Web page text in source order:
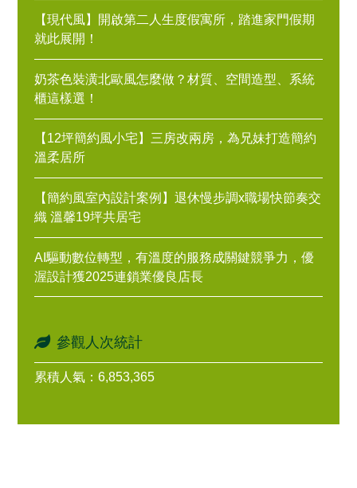
【現代風】開啟第二人生度假寓所，踏進家門假期
就此展開！
奶茶色裝潢北歐風怎麼做？材質、空間造型、系統
櫃這樣選！
【12坪簡約風小宅】三房改兩房，為兄妹打造簡約
溫柔居所
【簡約風室內設計案例】退休慢步調x職場快節奏交
織 溫馨19坪共居宅
AI驅動數位轉型，有溫度的服務成關鍵競爭力，優
渥設計獲2025連鎖業優良店長
參觀人次統計
累積人氣：6,853,365